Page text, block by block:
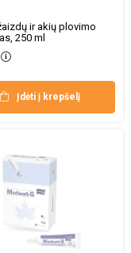
ir akių plovimo
250 ml
Įdėti į krepšelį